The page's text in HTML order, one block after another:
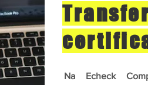
Na Echeck